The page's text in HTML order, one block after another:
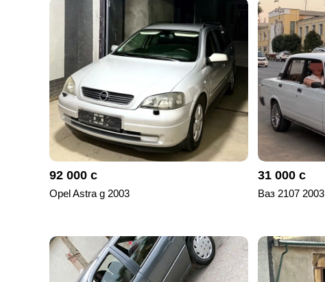
92 000 с
Opel Astra g 2003
31 000 с
Ваз 2107 2003